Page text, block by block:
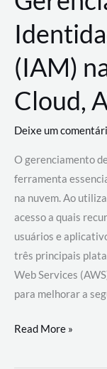
(IAM)
Cloud,
Deixe um
O gerenciamento
ferramenta
na nuvem. Ao
acesso a quais
usuários e
três principais
Web Services
para melhorar a
Gerenciamento
Read More »